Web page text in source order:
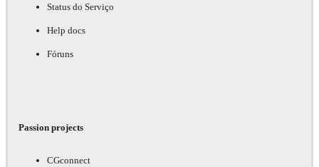
Status do Serviço
Help docs
Fóruns
Passion projects
CGconnect